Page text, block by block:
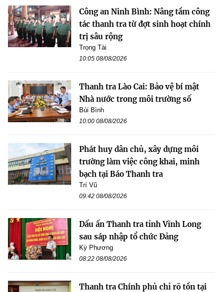
Công an Ninh Bình: Nâng tầm công
tác thanh tra từ đợt sinh hoạt chính
trị sâu rộng
Trọng Tài
10:05 08/08/2026
Thanh tra Lào Cai: Bảo vệ bí mật
Nhà nước trong môi trường số
Bùi Bình
10:00 08/08/2026
Phát huy dân chủ, xây dựng môi
trường làm việc công khai, minh
bạch tại Báo Thanh tra
Trí Vũ
09:42 08/08/2026
Dấu ấn Thanh tra tỉnh Vĩnh Long
sau sáp nhập tổ chức Đảng
Kỳ Phương
08:22 08/08/2026
Thanh tra Chính phủ chỉ rõ tồn tại